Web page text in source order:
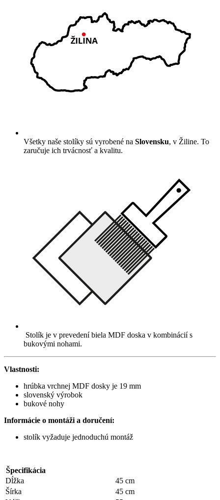
Všetky naše stolíky sú vyrobené na Slovensku, v Žiline. To
zaručuje ich trvácnosť a kvalitu.
Stolík je v prevedení biela MDF doska v kombinácií s
bukovými nohami.
Vlastnosti:
hrúbka vrchnej MDF dosky je 19 mm
slovenský výrobok
bukové nohy
Informácie o montáži a doručení:
stolík vyžaduje jednoduchú montáž
Špecifikácia
Dĺžka
45 cm
Šírka
45 cm